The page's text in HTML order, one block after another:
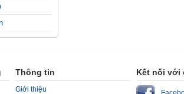
Thông tin
Giới thiệu
Kết nối với